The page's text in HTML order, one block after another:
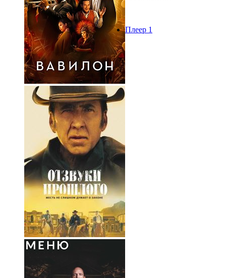
Плеер 1